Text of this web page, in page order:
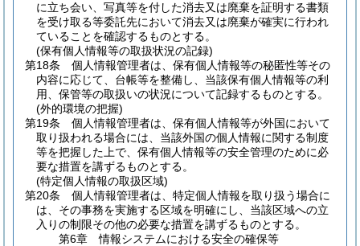
に立ち会い、写真等を付した消去又は廃棄を証明する書類
を受け取る等委託先において消去又は廃棄が確実に行われ
ていることを確認するものとする。
(保有個人情報等の取扱状況の記録)
第18条
個人情報管理者は、保有個人情報等の秘匿性等その
内容に応じて、台帳等を整備し、当該保有個人情報等の利
用、保管等の取扱いの状況について記録するものとする。
(外的環境の把握)
第19条
個人情報管理者は、保有個人情報等が外国において
取り扱われる場合には、当該外国の個人情報に関する制度
等を把握した上で、保有個人情報等の安全管理のために必
要な措置を講ずるものとする。
(特定個人情報の取扱区域)
第20条
個人情報管理者は、特定個人情報を取り扱う場合に
は、その事務を実施する区域を明確にし、当該区域への立
入りの制限その他の必要な措置を講ずるものとする。
第6章
情報システムにおける安全の確保等